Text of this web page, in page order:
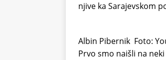
njive ka Sarajevskom
Albin Pibernik Foto:
Prvo smo naišli na